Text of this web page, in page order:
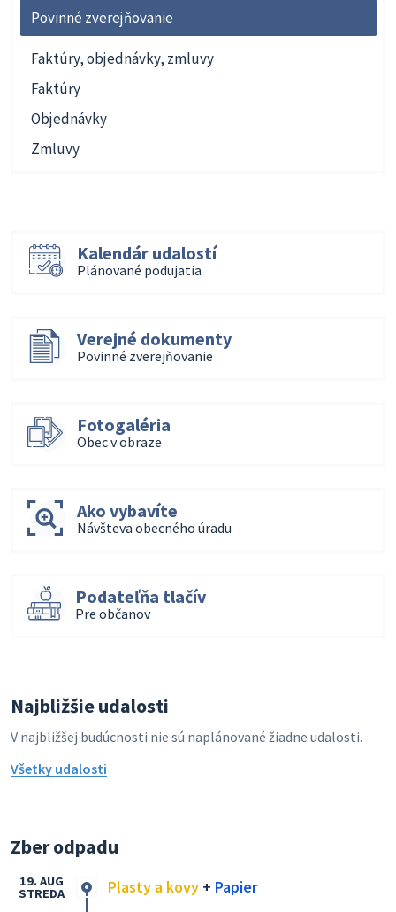
Povinné zverejňovanie
Faktúry, objednávky, zmluvy
Faktúry
Objednávky
Zmluvy
Kalendár udalostí
Plánované podujatia
Verejné dokumenty
Povinné zverejňovanie
Fotogaléria
Obec v obraze
Ako vybavíte
Návšteva obecného úradu
Podateľňa tlačív
Pre občanov
Najbližšie udalosti
V najbližšej budúcnosti nie sú naplánované žiadne udalosti.
Všetky udalosti
Zber odpadu
Plasty a kovy + Papier
19. AUG
STREDA